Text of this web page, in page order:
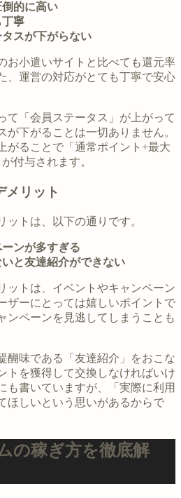
的に高い
寧
スが下がらない
お小遣いサイトと比べても還元率
、運営の対応がとても丁寧で安心
て「会員ステータス」が上がって
が下がることは一切ありません。
がることで「通常ポイント+最大
付与されます。
メリット
ットは、以下の通りです。
ンが多すぎる
と友達紹介ができない
ットは、イベントやキャンペーン
ザーにとっては嬉しいポイントで
ンペーンを見逃してしまうことも
醐味である「友達紹介」をおこな
トを獲得して交換しなければいけ
も書いていますが、「実際に利用
ほしいという思いがあるからで
の稼ぎ方を徹底解